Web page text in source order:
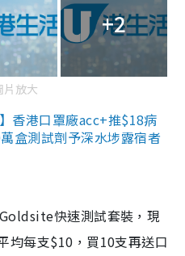
+2
片放大
香港口罩廠acc+推$18病
盒測試劑予深水埗露宿者
快速測試套裝，現
均每支$10，買10支再送口